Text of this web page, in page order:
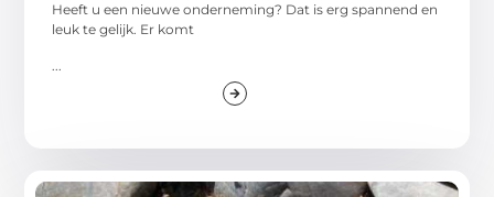
Heeft u een nieuwe onderneming? Dat is erg spannend en
leuk te gelijk. Er komt